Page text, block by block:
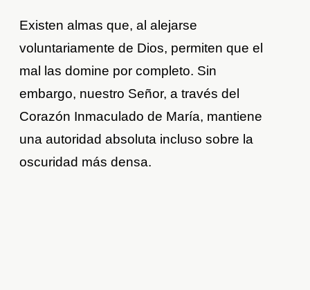
Existen almas que, al alejarse
voluntariamente de Dios, permiten que el
mal las domine por completo. Sin
embargo, nuestro Señor, a través del
Corazón Inmaculado de María, mantiene
una autoridad absoluta incluso sobre la
oscuridad más densa.